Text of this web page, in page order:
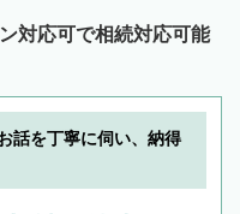
対応可で相続対応可能
話を丁寧に伺い、納得